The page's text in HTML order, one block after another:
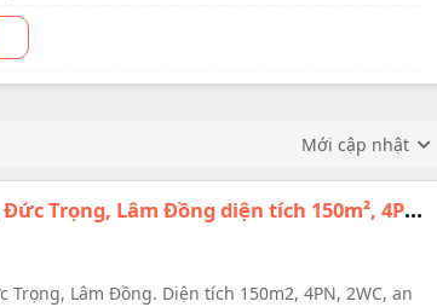
Mới cập nhật
Trọng, Lâm Đồng diện tích 150m², 4PN,
Lâm Đồng. Diện tích 150m2, 4PN, 2WC, an